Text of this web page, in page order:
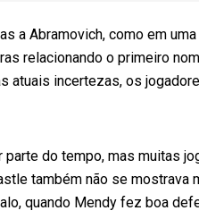
a Abramovich, como em
relacionando o primeiro
atuais incertezas, os
do tempo, mas muitas
também não se mostrava
quando Mendy fez boa